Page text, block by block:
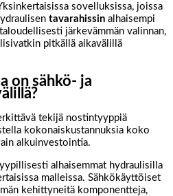
sovelluksissa, joissa
tavarahissin alhaisempi
järkevämmän valinnan,
pitkällä aikavälillä
on sähkö- ja
tekijä nostintyyppiä
kokonaiskustannuksia koko
alkuinvestointia.
alhaisemmat hydraulisilla
malleissa. Sähkökäyttöiset
kehittyneitä komponentteja,